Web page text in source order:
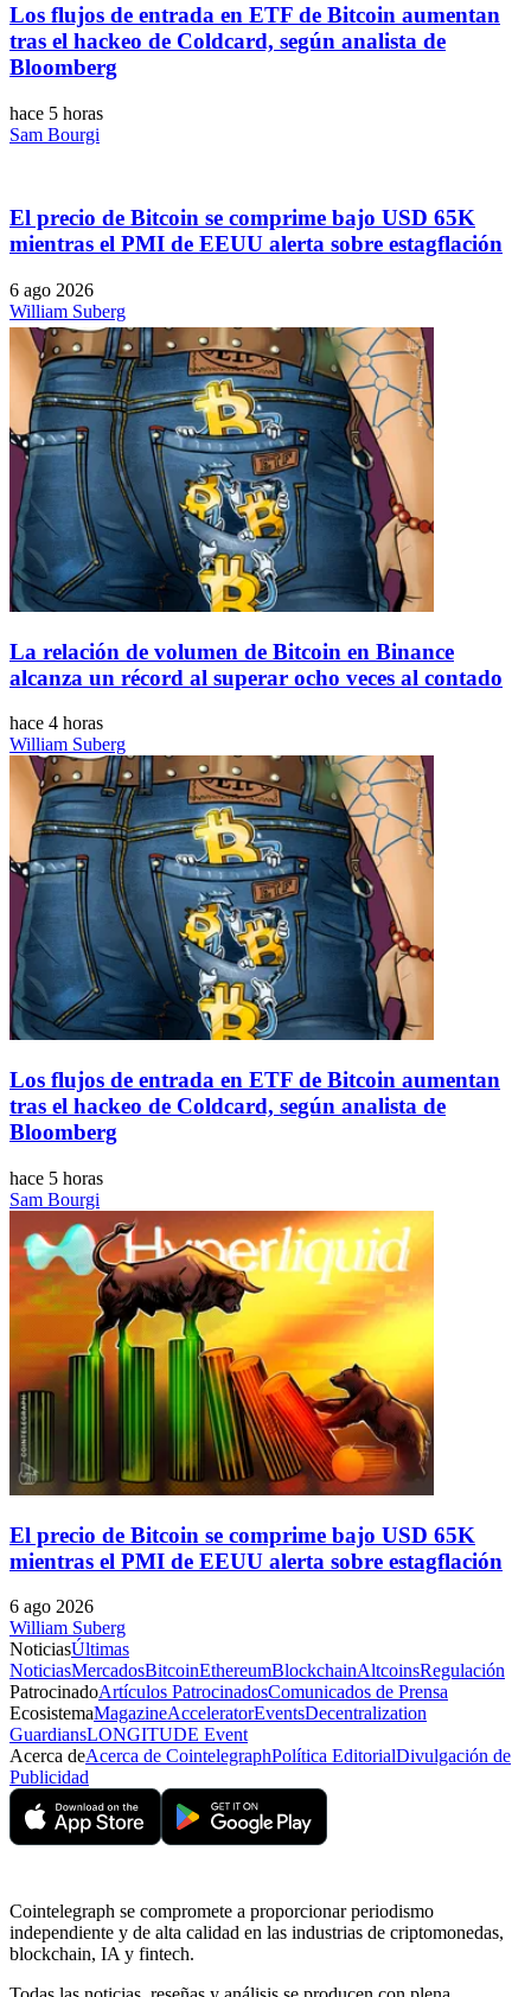
Los flujos de entrada en ETF de Bitcoin aumentan
tras el hackeo de Coldcard, según analista de
Bloomberg
hace 5 horas
Sam Bourgi
El precio de Bitcoin se comprime bajo USD 65K
mientras el PMI de EEUU alerta sobre estagflación
6 ago 2026
William Suberg
La relación de volumen de Bitcoin en Binance
alcanza un récord al superar ocho veces al contado
hace 4 horas
William Suberg
Los flujos de entrada en ETF de Bitcoin aumentan
tras el hackeo de Coldcard, según analista de
Bloomberg
hace 5 horas
Sam Bourgi
El precio de Bitcoin se comprime bajo USD 65K
mientras el PMI de EEUU alerta sobre estagflación
6 ago 2026
William Suberg
NoticiasÚltimas
NoticiasMercadosBitcoinEthereumBlockchainAltcoinsRegulación
PatrocinadoArtículos PatrocinadosComunicados de Prensa
EcosistemaMagazineAcceleratorEventsDecentralization
GuardiansLONGITUDE Event
Acerca deAcerca de CointelegraphPolítica EditorialDivulgación de
Publicidad
Cointelegraph se compromete a proporcionar periodismo
independiente y de alta calidad en las industrias de criptomonedas,
blockchain, IA y fintech.